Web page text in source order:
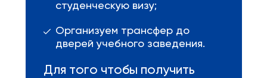
студенческую визу;
Организуем трансфер до
дверей учебного заведения.
Для того чтобы получить